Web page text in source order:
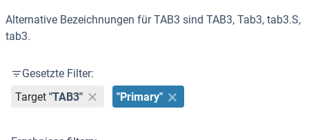
Alternative Bezeichnungen für TAB3 sind TAB3, Tab3, tab3.S,
tab3.
Gesetzte Filter:
Target "TAB3" "Primary"